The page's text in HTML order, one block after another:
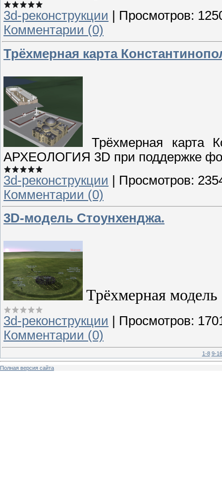
3d-реконструкции Просмотров:
Комментарии (0)
Трёхмерная карта
Трёхмерная карта
АРХЕОЛОГИЯ 3D при поддержке
3d-реконструкции | Просмотров:
Комментарии (0)
3D-модель Стоунхенджа.
Трёхмерная
3d-реконструкции Просмотров:
Комментарии (0)
1-8 9-16
Полная версия сайта